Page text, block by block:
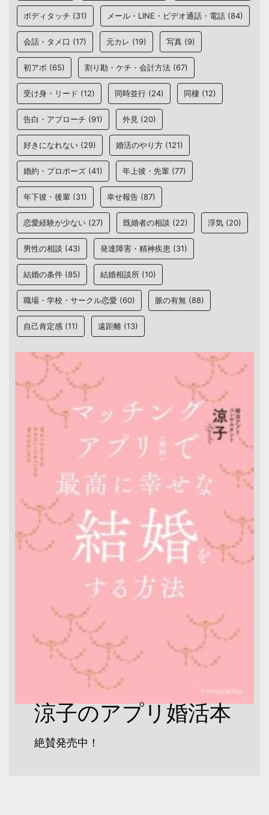
ボディタッチ (31) メール・LINE・ビデオ通話・電話 (84)
会話・タメ口 (17) 元カレ (19) 写真 (9)
初アポ (65) 割り勘・ケチ・会計方法 (67)
受け身・リード (12) 同時並行 (24) 同棲 (12)
告白・アプローチ (91) 外見 (20)
好きになれない (29) 婚活のやり方 (121)
婚約・プロポーズ (41) 年上彼・先輩 (77)
年下彼・後輩 (31) 幸せ報告 (87)
恋愛経験が少ない (27) 既婚者の相談 (22) 浮気 (20)
男性の相談 (43) 発達障害・精神疾患 (31)
結婚の条件 (85) 結婚相談所 (10)
職場・学校・サークル恋愛 (60) 脈の有無 (88)
自己肯定感 (11) 遠距離 (13)
涼子のアプリ婚活本
絶賛発売中！